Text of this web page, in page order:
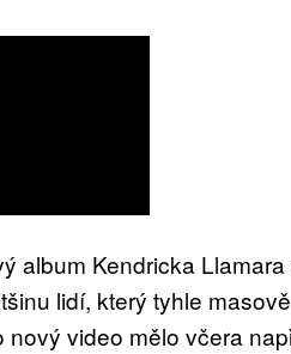
album Kendricka
lidí, který tyhle
video mělo včera